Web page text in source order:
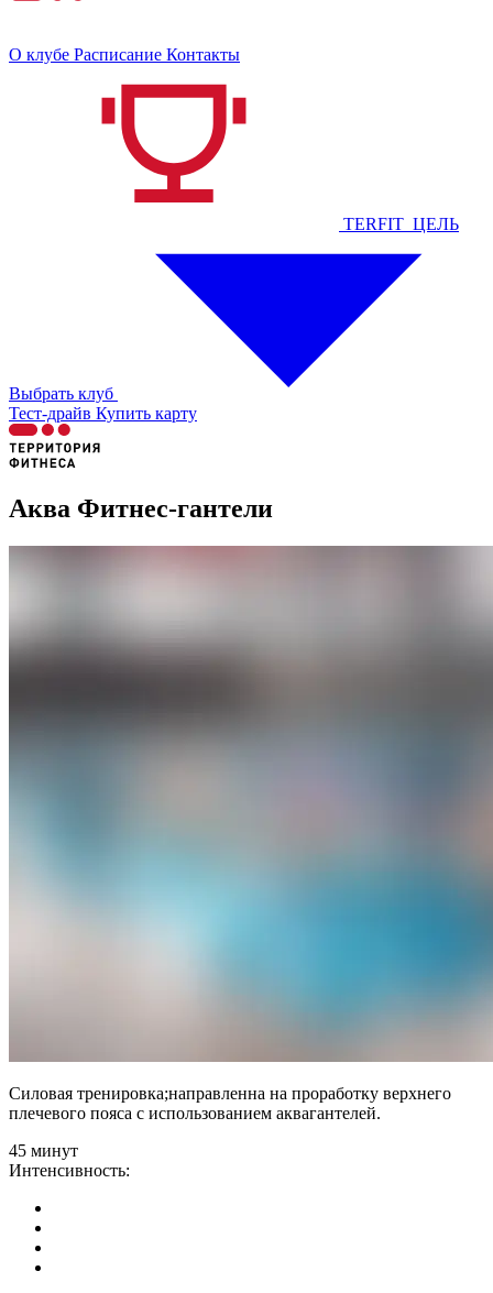
О клубе Расписание Контакты
TERFIT_ЦЕЛЬ
Выбрать клуб
Тест-драйв Купить карту
Аква Фитнес-гантели
Силовая тренировка;направленна на проработку верхнего
плечевого пояса с использованием аквагантелей.
45 минут
Интенсивность: